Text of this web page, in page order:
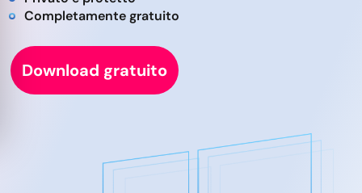
Completamente gratuito
Download gratuito